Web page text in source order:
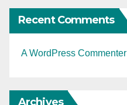
Recent Comments
A WordPress Commenter
Archives